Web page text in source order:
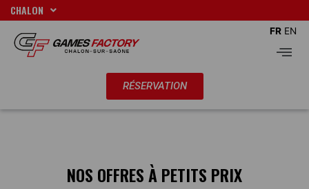
Aller
au
contenu
CHALON
RÉSERVATION
FR EN
NOS OFFRES À PETITS PRIX